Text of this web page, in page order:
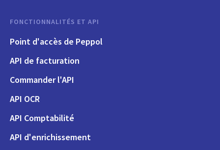
FONCTIONNALITÉS ET API
Point d'accès de Peppol
API de facturation
Commander l'API
API OCR
API Comptabilité
API d'enrichissement